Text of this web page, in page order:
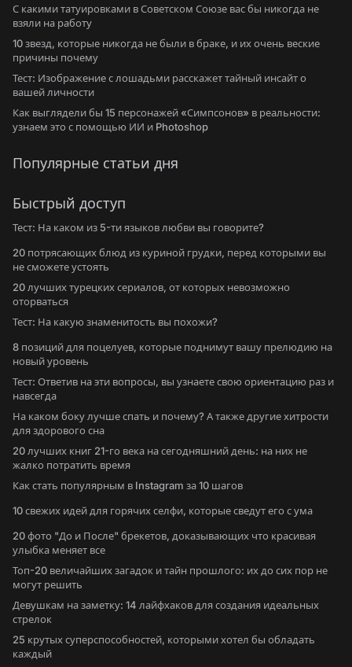
С какими татуировками в Советском Союзе вас бы никогда не
взяли на работу
10 звезд, которые никогда не были в браке, и их очень веские
причины почему
Тест: Изображение с лошадьми расскажет тайный инсайт о
вашей личности
Как выглядели бы 15 персонажей «Симпсонов» в реальности:
узнаем это с помощью ИИ и Photoshop
Популярные статьи дня
Быстрый доступ
Тест: На каком из 5-ти языков любви вы говорите?
20 потрясающих блюд из куриной грудки, перед которыми вы
не сможете устоять
20 лучших турецких сериалов, от которых невозможно
оторваться
Тест: На какую знаменитость вы похожи?
8 позиций для поцелуев, которые поднимут вашу прелюдию на
новый уровень
Тест: Ответив на эти вопросы, вы узнаете свою ориентацию раз и
навсегда
На каком боку лучше спать и почему? А также другие хитрости
для здорового сна
20 лучших книг 21-го века на сегодняшний день: на них не
жалко потратить время
Как стать популярным в Instagram за 10 шагов
10 свежих идей для горячих селфи, которые сведут его с ума
20 фото "До и После" брекетов, доказывающих что красивая
улыбка меняет все
Топ-20 величайших загадок и тайн прошлого: их до сих пор не
могут решить
Девушкам на заметку: 14 лайфхаков для создания идеальных
стрелок
25 крутых суперспособностей, которыми хотел бы обладать
каждый